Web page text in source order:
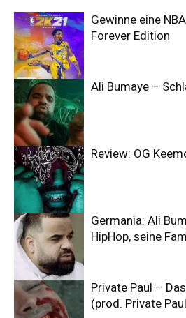
Gewinne eine
Forever Edition
Ali Bumaye –
Review: OG
Germania: Ali
HipHop, seine
Private Paul –
(prod. Private